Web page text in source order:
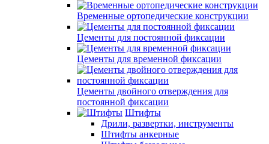
Временные ортопедические конструкции
Цементы для постоянной фиксации
Цементы для временной фиксации
Цементы двойного отверждения для
постоянной фиксации
Штифты
Дрили, развертки, инструменты
Штифты анкерные